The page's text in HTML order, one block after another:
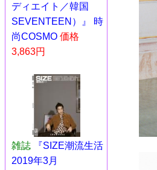
ディエイト／韓国
SEVENTEEN）』 時
尚COSMO 価格
3,863円
雑誌
『SIZE潮流生活
2019年3月